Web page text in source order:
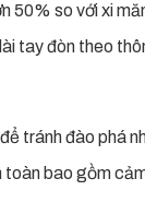
50% so với xi
tay đòn theo
tránh đào phá
bao gồm